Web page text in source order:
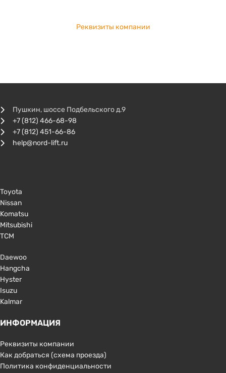
Реквизиты компании
Пушкин, шоссе Подбельского д.9
+7 (812) 466-68-98
+7 (812) 451-66-86
help@nord-lift.ru
Toyota
Nissan
Komatsu
Mitsubishi
TCM
Daewoo
Hangcha
Hyster
Isuzu
Kalmar
ИНФОРМАЦИЯ
Реквизиты компании
Как добраться (схема проезда)
Политика конфиденциальности